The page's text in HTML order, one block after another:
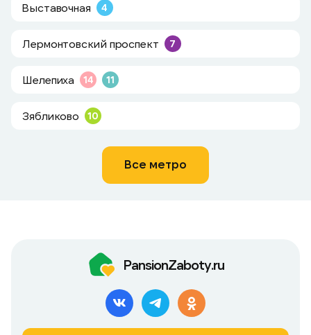
Выставочная 4
Лермонтовский проспект 7
Шелепиха 14 11
Зябликово 10
Все метро
PansionZaboty.ru